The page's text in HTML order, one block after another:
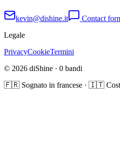
kevin@dishine.it
Contact
Legale
PrivacyCookieTermini
© 2026 diShine · 0 bandi
🇫🇷 Sognato in francese · 🇮🇹